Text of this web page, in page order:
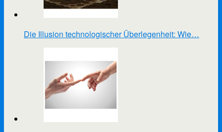
Die Illusion technologischer Überlegenheit: Wie…